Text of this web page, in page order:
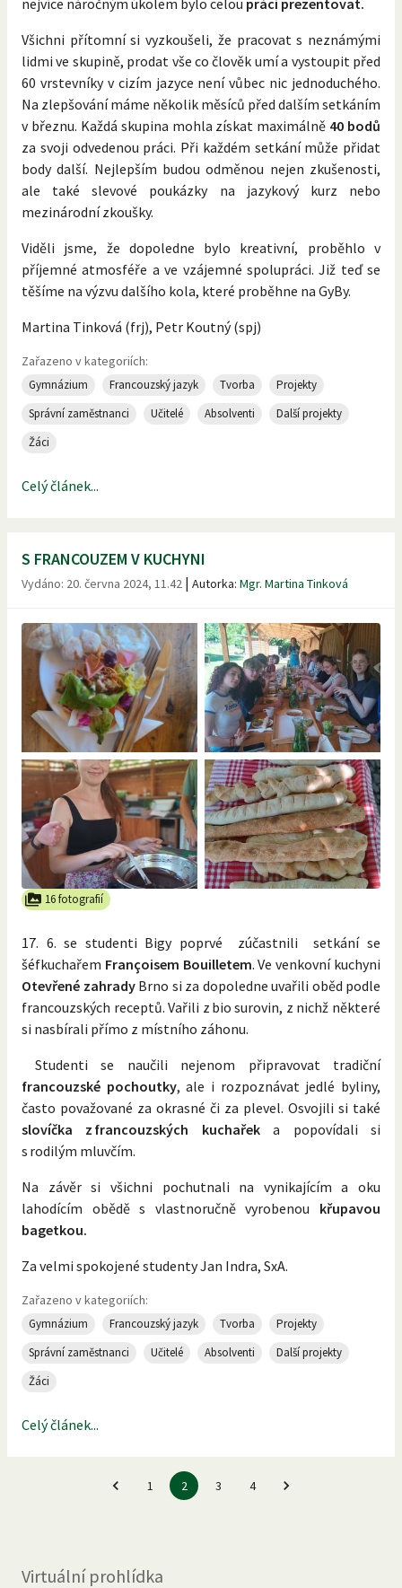
nejvíce náročným úkolem bylo celou práci prezentovat.
Všichni přítomní si vyzkoušeli, že pracovat s neznámými
lidmi ve skupině, prodat vše co člověk umí a vystoupit před
60 vrstevníky v cizím jazyce není vůbec nic jednoduchého.
Na zlepšování máme několik měsíců před dalším setkáním
v březnu. Každá skupina mohla získat maximálně 40 bodů
za svoji odvedenou práci. Při každém setkání může přidat
body další. Nejlepším budou odměnou nejen zkušenosti,
ale také slevové poukázky na jazykový kurz nebo
mezinárodní zkoušky.
Viděli jsme, že dopoledne bylo kreativní, proběhlo v
příjemné atmosféře a ve vzájemné spolupráci. Již teď se
těšíme na výzvu dalšího kola, které proběhne na GyBy.
Martina Tinková (frj), Petr Koutný (spj)
Zařazeno v kategoriích:
Gymnázium Francouzský jazyk Tvorba
Projekty
Správní zaměstnanci
Učitelé Absolventi
Další projekty
Žáci
Celý článek...
S FRANCOUZEM V KUCHYNI
Vydáno: 20. června 2024, 11.42 | Autorka: Mgr. Martina Tinková
16 fotografií
17. 6. se studenti Bigy poprvé zúčastnili setkání se
šéfkuchařem Françoisem Bouilletem. Ve venkovní kuchyni
Otevřené zahradyBrno si za dopoledne uvařili oběd podle
francouzských receptů. Vařili z bio surovin, z nichž některé
si nasbírali přímo z místního záhonu.
Studenti se naučili nejenom připravovat tradiční
francouzské pochoutky, ale i rozpoznávat jedlé byliny,
často považované za okrasné či za plevel. Osvojili si také
slovíčka z francouzských kuchařeka popovídali si
s rodilým mluvčím.
Na závěr si všichni pochutnali na vynikajícím a oku
lahodícím obědě s vlastnoručně vyrobenou křupavou
bagetkou.
Za velmi spokojené studenty Jan Indra, SxA.
Zařazeno v kategoriích:
Gymnázium Francouzský jazyk Tvorba
Projekty
Správní zaměstnanci
Učitelé Absolventi
Další projekty
Žáci
Celý článek...
1 2 3 4
Virtuální prohlídka